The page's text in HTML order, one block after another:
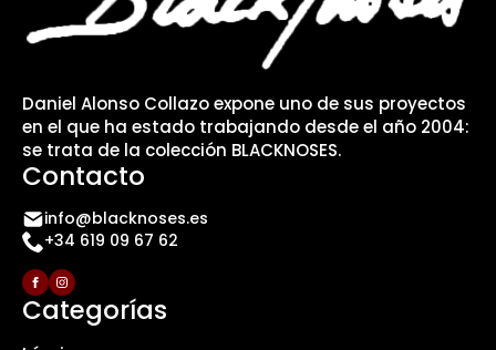
Daniel Alonso Collazo expone uno de sus proyectos
en el que ha estado trabajando desde el año 2004:
se trata de la colección BLACKNOSES.
Contacto
info@blacknoses.es
+34 619 09 67 62
Categorías